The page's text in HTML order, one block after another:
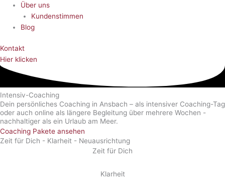
Über uns
Kundenstimmen
Blog
Kontakt
Hier klicken
Intensiv-Coaching
Dein persönliches Coaching in Ansbach – als intensiver Coaching-Tag
oder auch online als längere Begleitung über mehrere Wochen -
nachhaltiger als ein Urlaub am Meer.
Coaching Pakete ansehen
Zeit für Dich - Klarheit - Neuausrichtung
Zeit für Dich
Klarheit